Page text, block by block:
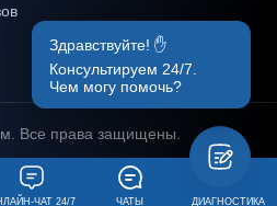
Все права защищены.
ЧАТ 24/7 ЧАТЫ ДИАГНОСТИКА
Здравствуйте! ✋
Консультируем 24/7.
Чем могу помочь?